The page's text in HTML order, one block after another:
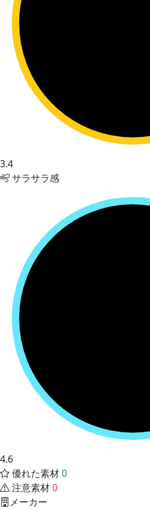
3.4
サラサラ感
4.6
優れた素材0
注意素材0
メーカー